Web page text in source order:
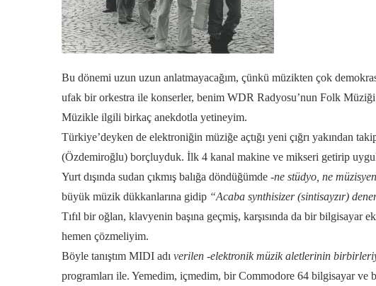
Bu dönemi uzun uzun anlatmayacağım, çünkü müzikten çok
ufak bir orkestra ile konserler, benim WDR Radyosu’nun Folk
Müzikle ilgili birkaç anekdotla yetineyim.
Türkiye’deyken de elektroniğin müziğe açtığı yeni çığrı yakından
(Özdemiroğlu) borçluyduk. İlk 4 kanal makine ve mikseri getirip
Yurt dışında sudan çıkmış balığa döndüğümde -ne stüdyo, ne
büyük müzik dükkanlarına gidip “Acaba synthisizer (sintisayzır)
Tıfıl bir oğlan, klavyenin başına geçmiş, karşısında da bir bilgisayar
hemen çözmeliyim.
Böyle tanıştım MIDI adı verilen -elektronik müzik aletlerinin
programları ile. Yemedim, içmedim, bir Commodore 64 bilgisayar